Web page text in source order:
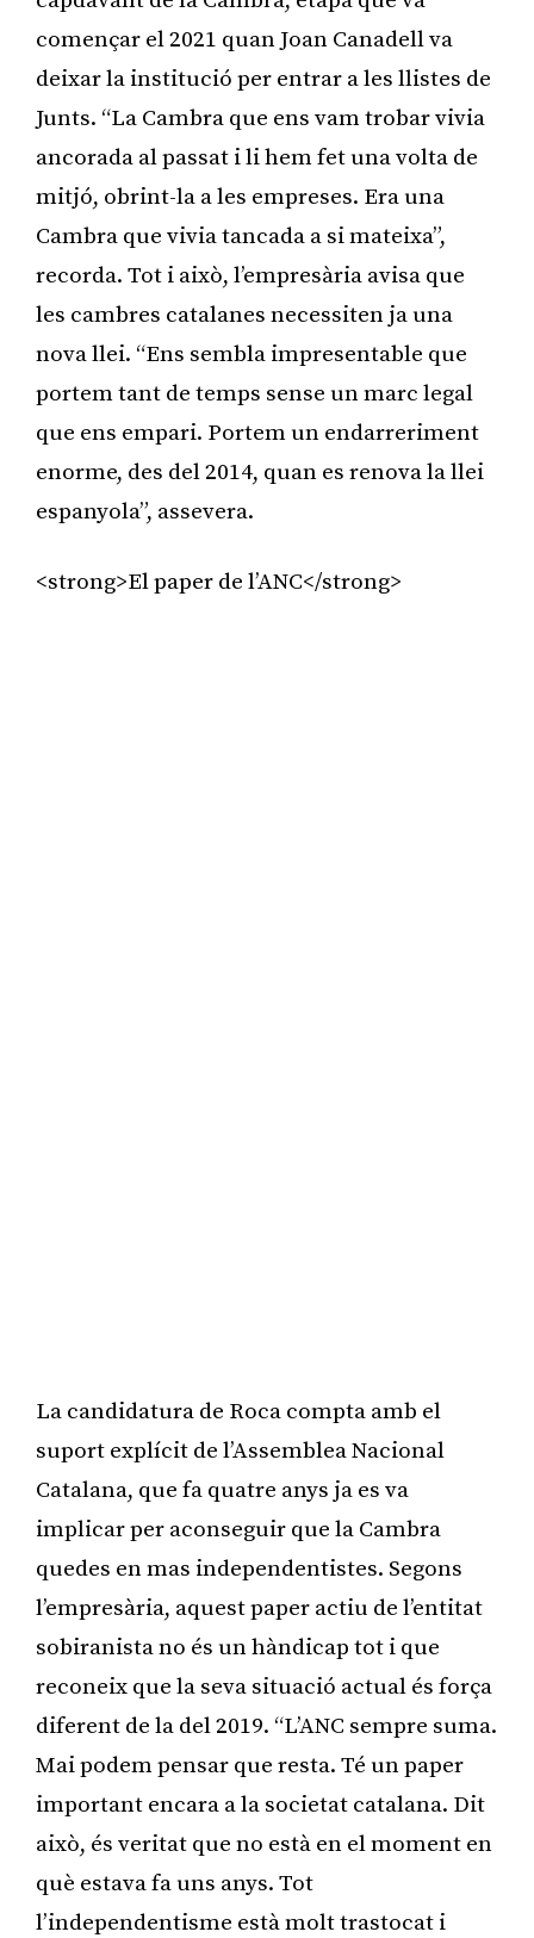
començar el 2021 quan Joan Canadell va
deixar la institució per entrar a les llistes de
Junts. “La Cambra que ens vam trobar vivia
ancorada al passat i li hem fet una volta de
mitjó, obrint-la a les empreses. Era una
Cambra que vivia tancada a si mateixa”,
recorda. Tot i això, l’empresària avisa que
les cambres catalanes necessiten ja una
nova llei. “Ens sembla impresentable que
portem tant de temps sense un marc legal
que ens empari. Portem un endarreriment
enorme, des del 2014, quan es renova la llei
espanyola”, assevera.
<strong>El paper de l’ANC</strong>
La candidatura de Roca compta amb el
suport explícit de l’Assemblea Nacional
Catalana, que fa quatre anys ja es va
implicar per aconseguir que la Cambra
quedes en mas independentistes. Segons
l’empresària, aquest paper actiu de l’entitat
sobiranista no és un hàndicap tot i que
reconeix que la seva situació actual és força
diferent de la del 2019. “L’ANC sempre suma.
Mai podem pensar que resta. Té un paper
important encara a la societat catalana. Dit
això, és veritat que no està en el moment en
què estava fa uns anys. Tot
l’independentisme està molt trastocat i